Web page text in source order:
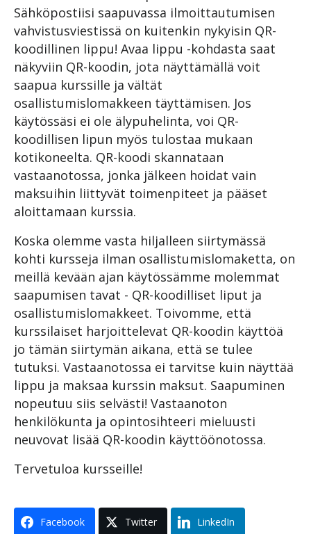
Sähköpostiisi saapuvassa ilmoittautumisen
vahvistusviestissä on kuitenkin nykyisin QR-
koodillinen lippu! Avaa lippu -kohdasta saat
näkyviin QR-koodin, jota näyttämällä voit
saapua kurssille ja vältät
osallistumislomakkeen täyttämisen. Jos
käytössäsi ei ole älypuhelinta, voi QR-
koodillisen lipun myös tulostaa mukaan
kotikoneelta. QR-koodi skannataan
vastaanotossa, jonka jälkeen hoidat vain
maksuihin liittyvät toimenpiteet ja pääset
aloittamaan kurssia.
Koska olemme vasta hiljalleen siirtymässä
kohti kursseja ilman osallistumislomaketta, on
meillä kevään ajan käytössämme molemmat
saapumisen tavat - QR-koodilliset liput ja
osallistumislomakkeet. Toivomme, että
kurssilaiset harjoittelevat QR-koodin käyttöä
jo tämän siirtymän aikana, että se tulee
tutuksi. Vastaanotossa ei tarvitse kuin näyttää
lippu ja maksaa kurssin maksut. Saapuminen
nopeutuu siis selvästi! Vastaanoton
henkilökunta ja opintosihteeri mieluusti
neuvovat lisää QR-koodin käyttöönotossa.
Tervetuloa kursseille!
Facebook Twitter LinkedIn